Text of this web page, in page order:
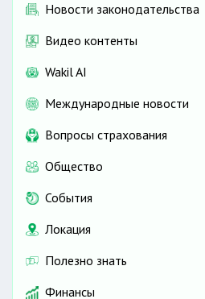
Новости законодательства
Видео контенты
Wakil AI
Международные новости
Вопросы страхования
Общество
События
Локация
Полезно знать
Финансы